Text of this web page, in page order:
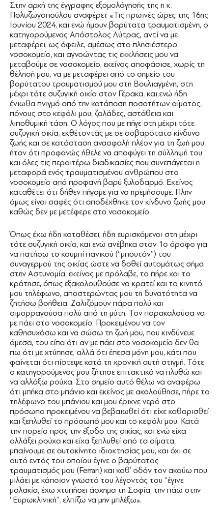
Στην αρχή της έγγραφης εξομολόγησής της η κ.
Πολυζωγοπούλου αναφέρει: «Τις πρωινές ώρες της 16ης
Ιουνίου 2024, και ενώ ήμουν βαρύτατα τραυματισμένη, ο
κατηγορούμενος Απόστολος Λύτρας, αντί να με
μεταφέρει, ως όφειλε, αμέσως στο πλησιέστερο
νοσοκομείο, και αγνοώντας τις εκκλήσεις μου να
μεταβούμε σε νοσοκομείο, εκείνος αποφάσισε, χωρίς τη
θέλησή μου, να με μεταφέρει από το σημείο του
βαρύτατου τραυματισμού μου στη Βουλιαγμένη, στη
μέχρι τότε συζυγική οικία στον Γέρακα, και ενώ ήδη
ένιωθα πνιγμό από την κατάποση ποσοτήτων αίματος,
πόνους στο κεφάλι μου, ζαλάδες, αστάθεια και
λιποθυμική τάση. Ο λόγος που με πήγε στη μέχρι τότε
συζυγική οικία, εκθέτοντάς με σε σοβαρότατο κίνδυνο
ζωής και σε κατάσταση ανασφαλή πλέον για τη ζωή μου,
ήταν ότι προφανώς ήθελε να αποφύγει τη σύλληψή του
και όλες τις περαιτέρω διαδικασίες που συνεπάγεται η
μεταφορά ενός τραυματισμένου ανθρώπου στο
νοσοκομείο από προφανή βαρύ ξυλοδαρμό. Εκείνος
καταθέτει ότι δήθεν πήγαμε για να ηρεμήσουμε. Πλην
όμως είναι σαφές ότι αποδέχθηκε τον κίνδυνο ζωής μου
καθώς δεν με μετέφερε στο νοσοκομείο.
Όπως έχω ήδη καταθέσει, ήδη ευρισκόμενοι στη μέχρι
τότε συζυγική οικία, και ενώ ανέβηκα στον 1ο όροφο για
να πατήσω το κουμπί πανικού (‘‘μπουτόν’’) του
συναγερμού της οικίας ώστε να δοθεί αυτομάτως σήμα
στην Αστυνομία, εκείνος με πρόλαβε, το πήρε και το
κράτησε, όπως εξακολουθούσε να κρατεί και το κινητό
μου τηλέφωνο, αποστερώντας μου τη δυνατότητα να
ζητήσω βοήθεια. Ζαλιζόμουν πάρα πολύ και
αιμορραγούσα πολύ από τη μύτη. Τον παρακαλούσα να
με πάει στο νοσοκομείο. Προκειμένου να τον
καθησυχάσω και να σώσω τη ζωή μου, που κινδύνευε
άμεσα, του είπα ότι αν με πάει στο νοσοκομείο δεν θα
πω ότι με χτύπησε, αλλά ότι έπεσα μόνη μου, κάτι που
φαίνεται ότι πίστεψε κατά τη χρονική αυτή στιγμή. Τότε
ο κατηγορούμενος μου ζήτησε επιτακτικά να πλυθώ και
να αλλάξω ρούχα. Στο σημείο αυτό θέλω να αναφέρω
ότι μπήκα στο μπάνιο και εκείνος με ακολούθησε, πήρε το
τηλέφωνο του μπάνιου και μου έριχνε νερό στο
πρόσωπο προκειμένου να βεβαιωθεί ότι είχε καθαρισθεί
και ξεπλυθεί το πρόσωπό μου και το κεφάλι μου. Κατά
την πορεία προς την έξοδο της οικίας, και ενώ είχα
αλλάξει ρούχα και είχα ξεπλυθεί από τα αίματα,
μπαίνουμε σε αυτοκίνητο ιδιοκτησίας μου, και όχι σε
αυτό εντός του οποίου έγινε ο βαρύτατος
τραυματισμός μου (Ferrari) και καθ’ οδόν τον ακούω που
μιλάει με κάποιον γνωστό του λέγοντάς του ‘‘έγινε
μαλακία, έχω χτυπήσει άσχημα τη Σοφία, την πάω στην
‘‘Ευρωκλινική’’, ελπίζω να μην μπλέξω».